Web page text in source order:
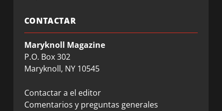
CONTACTAR
Maryknoll Magazine
P.O. Box 302
Maryknoll, NY 10545
Contactar a el editor
Comentarios y preguntas generales